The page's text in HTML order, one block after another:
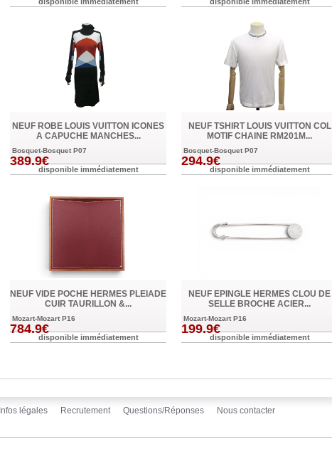
NEUF ROBE LOUIS VUITTON ICONES
A CAPUCHE MANCHES...
Bosquet-Bosquet P07
389.9€
disponible immédiatement
NEUF TSHIRT LOUIS VUITTON COL
MOTIF CHAINE RM201M...
Bosquet-Bosquet P07
294.9€
disponible immédiatement
NEUF VIDE POCHE HERMES PLEIADE
CUIR TAURILLON &...
Mozart-Mozart P16
784.9€
disponible immédiatement
NEUF EPINGLE HERMES CLOU DE
SELLE BROCHE ACIER...
Mozart-Mozart P16
199.9€
disponible immédiatement
Infos légales Recrutement Questions/Réponses Nous contacter